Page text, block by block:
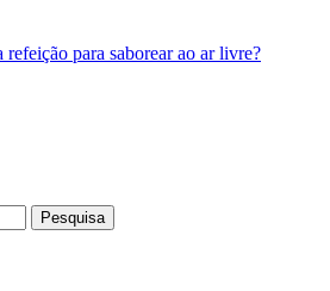
refeição para saborear ao ar livre?